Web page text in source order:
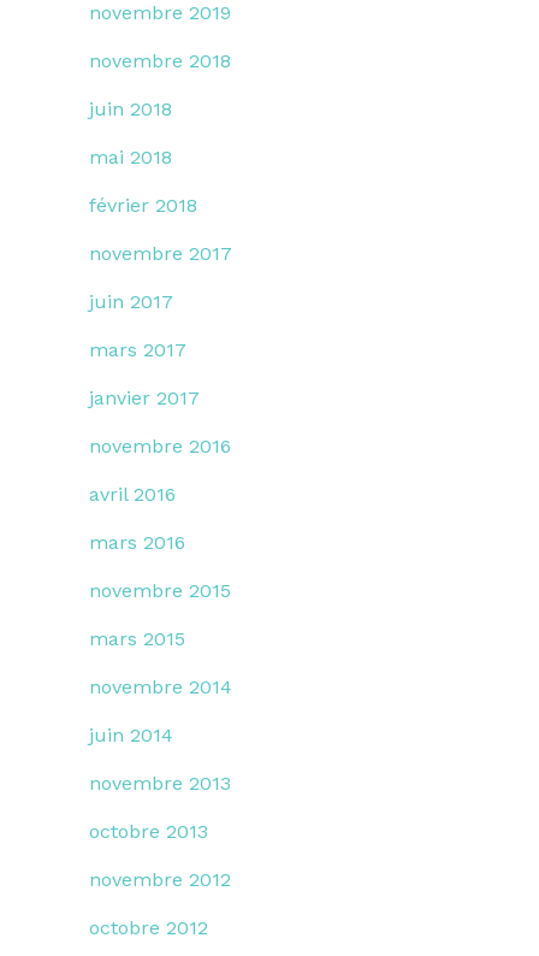
novembre 2019
novembre 2018
juin 2018
mai 2018
février 2018
novembre 2017
juin 2017
mars 2017
janvier 2017
novembre 2016
avril 2016
mars 2016
novembre 2015
mars 2015
novembre 2014
juin 2014
novembre 2013
octobre 2013
novembre 2012
octobre 2012